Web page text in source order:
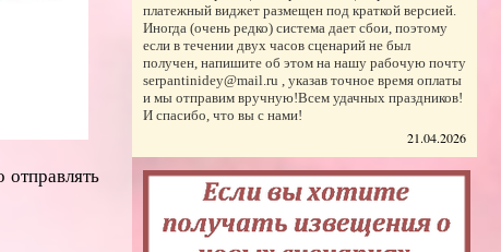
платежный виджет размещен под краткой версией.
Иногда (очень редко) система дает сбои, поэтому
если в течении двух часов сценарий не был
получен, напишите об этом на нашу рабочую почту
serpantinidey@mail.ru , указав точное время оплаты
и мы отправим вручную!Всем удачных праздников!
И спасибо, что вы с нами!
21.04.2026
отправлять